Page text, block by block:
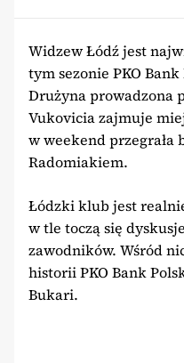
Widzew Łódź jest
tym sezonie PKO
Drużyna prowadzona
Vukovicia zajmuje
w weekend przegrała
Radomiakiem.
Łódzki klub jest
w tle toczą się
zawodników. Wśród
historii PKO Bank
Bukari.